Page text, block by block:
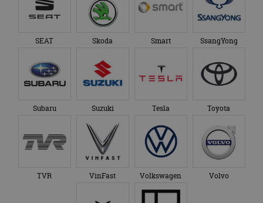
SEAT Skoda Smart SsangYong
Subaru Suzuki Tesla Toyota
TVR VinFast Volkswagen Volvo